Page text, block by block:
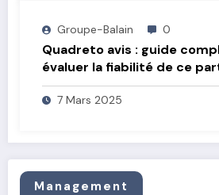
Management
Groupe-Balain 0
Quadreto avis : guide
évaluer la fiabilité de ce
financier
7 Mars 2025